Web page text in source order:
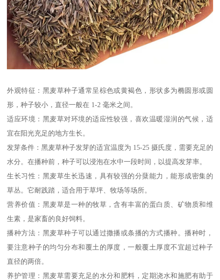
外观特征：黑麦草种子通常呈棕色或黄褐色，形状多为椭圆形或圆
形，种子较小，直径一般在 1-2 毫米之间。
适应环境：黑麦草对环境的适应性较强，喜欢温暖湿润的气候，适
宜在阳光充足的地方生长。
发芽条件：黑麦草种子发芽的适宜温度为 15-25 摄氏度，需要充足的
水分。在播种前，种子可以浸泡在水中一段时间，以提高发芽率。
生长习性：黑麦草生长迅速，具有较强的分蘖能力，能形成密集的
草丛。它耐践踏，适合用于草坪、牧场等场所。
营养价值：黑麦草是一种的牧草，含有丰富的蛋白质、矿物质和维
生素，是家畜的良好饲料。
播种方法：黑麦草种子可以通过撒播或条播的方式播种。播种时，
要注意种子的均匀分布和覆土的厚度，一般覆土厚度不宜超过种子
直径的两倍。
养护管理：黑麦草需要充足的水分和肥料，定期浇水和施肥有助于